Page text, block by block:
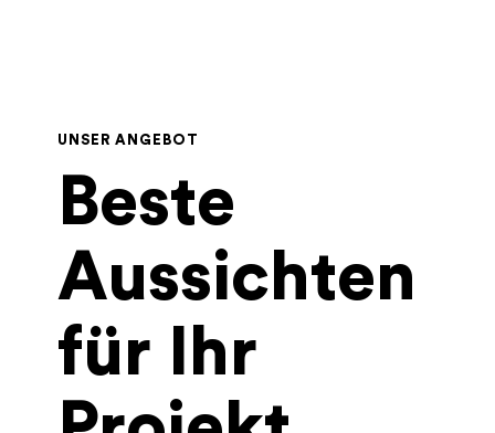
UNSER ANGEBOT
Beste
Aussichten
für Ihr